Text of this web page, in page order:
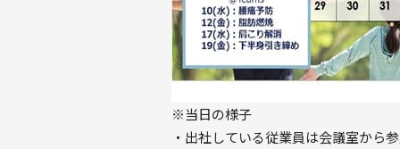
※当日の様子
・出社している従業員は会議室から